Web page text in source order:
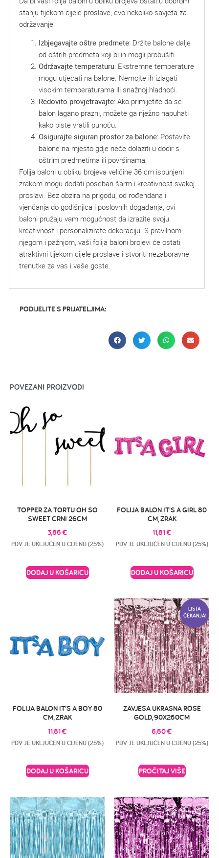
stanju tijekom cijele proslave, evo nekoliko savjeta za
održavanje:
Izbjegavajte oštre predmete: Držite balone dalje
od oštrih predmeta koji bi ih mogli probušiti.
Održavajte temperaturu: Ekstremne temperature
mogu utjecati na balone. Nemojte ih izlagati
visokim temperaturama ili snažnoj hladnoći.
Redovito provjetravajte: Ako primijetite da se
balon lagano prazni, možete ga nježno napuhati
kako biste vratili punoću.
Osigurajte siguran prostor za balone: Postavite
balone na mjesto gdje neće dolaziti u dodir s
oštrim predmetima ili površinama.
Folija baloni u obliku brojeva veličine 36 cm ispunjeni
zrakom mogu dodati poseban šarm i kreativnost svakoj
proslavi. Bez obzira na prigodu, od rođendana i
vjenčanja do godišnjica i poslovnih događanja, ovi
baloni pružaju vam mogućnost da izrazite svoju
kreativnost i personalizirate dekoraciju. S pravilnom
njegom i pažnjom, vaši folija baloni brojevi će ostati
atraktivni tijekom cijele proslave i stvoriti nezaboravne
trenutke za vas i vaše goste.
PODIJELITE S PRIJATELJIMA:
POVEZANI PROIZVODI
TOPPER ZA TORTU OH SO
SWEET CRNI 26CM
3,85 €
PDV JE UKLJUČEN U CIJENU (25%)
DODAJ U KOŠARICU
FOLIJA BALON IT’S A GIRL 80
CM, ZRAK
11,81€
PDV JE UKLJUČEN U CIJENU (25%)
DODAJ U KOŠARICU
FOLIJA BALON IT’S A BOY 80
CM, ZRAK
11,81€
PDV JE UKLJUČEN U CIJENU (25%)
DODAJ U KOŠARICU
LISTA
ČEKANJA!
ZAVJESA UKRASNA ROSE
GOLD, 90X250CM
6,50€
PDV JE UKLJUČEN U CIJENU (25%)
PROČITAJ VIŠE